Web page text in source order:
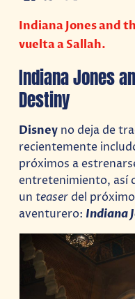
Indiana Jones and
vuelta a Sallah.
Indiana Jones
Destiny
Disney no deja de
recientemente
próximos a
entretenimiento, así
un teaserdel
aventurero: Indiana